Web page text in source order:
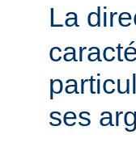
La
ses